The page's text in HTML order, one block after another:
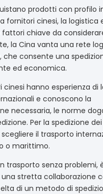
prodotti con profilo
fornitori cinesi, la logistica
chiave da
la Cina vanta una rete
che consente una
ed economica.
hanno esperienza di
e conoscono la
necessaria, le norme
Per la spedizione
scegliere il trasporto
o marittimo.
trasporto senza problemi,
stretta collaborazione
di un metodo di